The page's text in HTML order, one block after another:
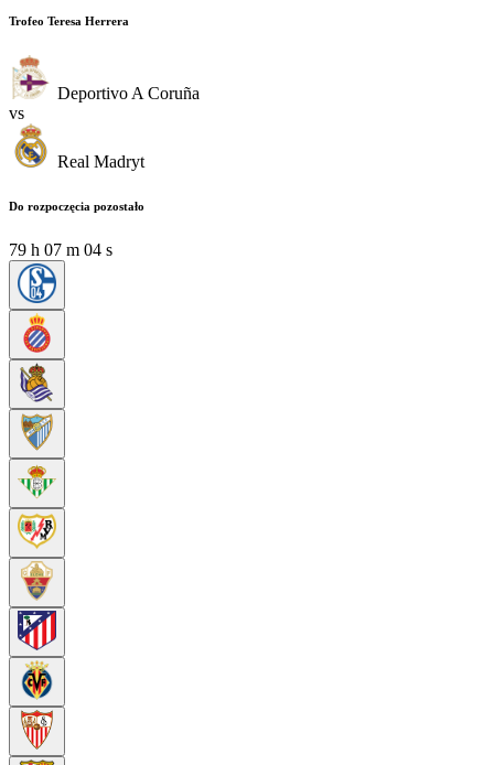
Trofeo Teresa Herrera
Deportivo A Coruña
vs
Real Madryt
Do rozpoczęcia pozostało
79 h 07 m 02 s